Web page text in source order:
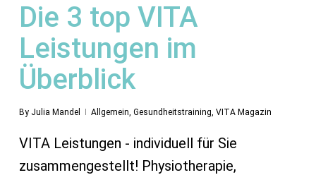
Die 3 top VITA
Leistungen im
Überblick
By Julia Mandel Allgemein, Gesundheitstraining, VITA Magazin
VITA Leistungen - individuell für Sie
zusammengestellt! Physiotherapie,